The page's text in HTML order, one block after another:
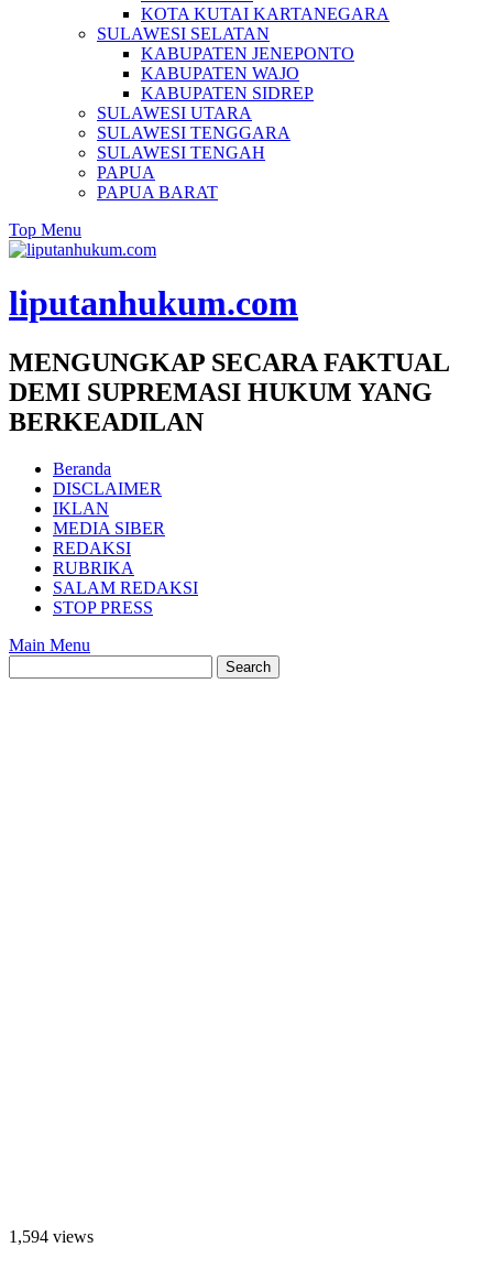
KOTA KUTAI KARTANEGARA
SULAWESI SELATAN
KABUPATEN JENEPONTO
KABUPATEN WAJO
KABUPATEN SIDREP
SULAWESI UTARA
SULAWESI TENGGARA
SULAWESI TENGAH
PAPUA
PAPUA BARAT
Top Menu
liputanhukum.com
MENGUNGKAP SECARA FAKTUAL
DEMI SUPREMASI HUKUM YANG
BERKEADILAN
Beranda
DISCLAIMER
IKLAN
MEDIA SIBER
REDAKSI
RUBRIKA
SALAM REDAKSI
STOP PRESS
Main Menu
1,594 views